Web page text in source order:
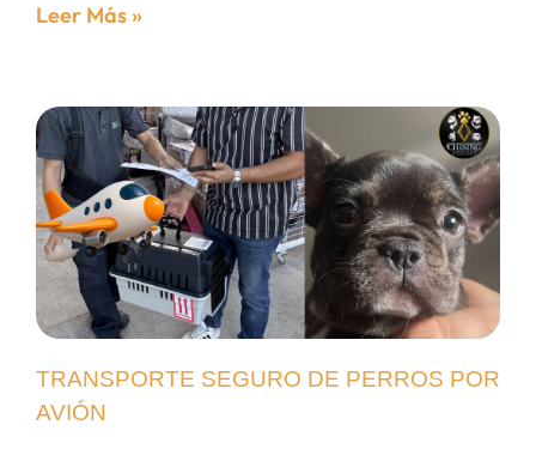
Leer Más »
TRANSPORTE SEGURO DE PERROS POR
AVIÓN